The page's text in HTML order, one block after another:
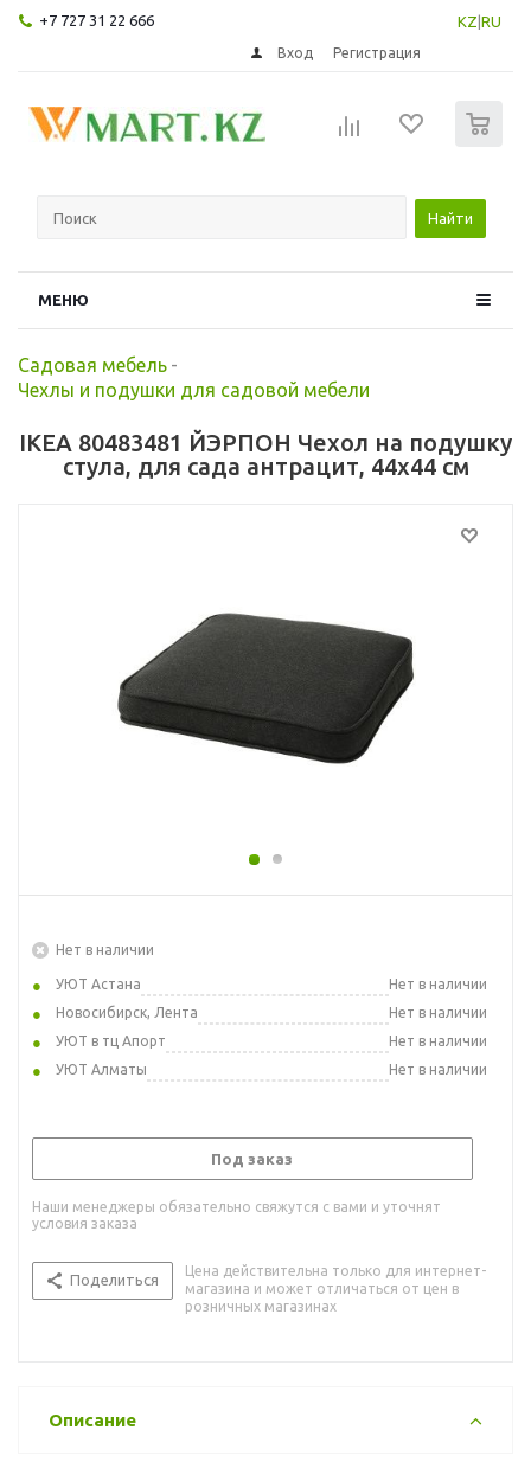
+7 727 31 22 666 KZ RU
Вход Регистрация
Найти
МЕНЮ
Садовая мебель -
Чехлы и подушки для садовой мебели
IKEA 80483481 ЙЭРПОН Чехол на подушку
стула, для сада антрацит, 44x44 см
Нет в наличии
УЮТ Астана
Нет в наличии
Новосибирск, Лента
Нет в наличии
УЮТ в тц Апорт
Нет в наличии
УЮТ Алматы
Нет в наличии
Под заказ
Наши менеджеры обязательно свяжутся с вами и уточнят
условия заказа
Поделиться
Цена действительна только для интернет-
магазина и может отличаться от цен в
розничных магазинах
Описание